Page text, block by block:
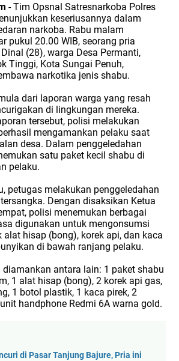
- Tim Opsnal Satresnarkoba Polres
keseriusannya dalam
narkoba. Rabu malam
pukul 20.00 WIB, seorang pria
(28), warga Desa Permanti,
Tinggi, Kota Sungai Penuh,
narkotika jenis shabu.
dari laporan warga yang resah
di lingkungan mereka.
tersebut, polisi melakukan
mengamankan pelaku saat
desa. Dalam penggeledahan
satu paket kecil shabu di
pelaku.
petugas melakukan penggeledahan
Dengan disaksikan Ketua
polisi menemukan berbagai
digunakan untuk mengonsumsi
alat hisap (bong), korek api, dan kaca
di bawah ranjang pelaku.
antara lain: 1 paket shabu
1 alat hisap (bong), 2 korek api gas,
1 botol plastik, 1 kaca pirek, 2
handphone Redmi 6A warna gold.
di Pasar Tanjung Bajure, Pria ini